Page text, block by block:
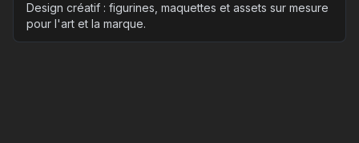
Design créatif : figurines, maquettes et assets sur mesure
pour l'art et la marque.